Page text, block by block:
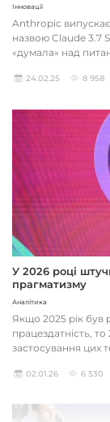
Інновації
Anthropic
назвою Claude 3.7
«думала» над
24.02.25 8 958
У 2026 році
прагматизму
Аналітика
Якщо 2025 рік був
працездатність,
застосування цих
02.01.26 6 530